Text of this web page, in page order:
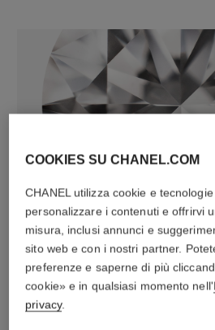
diamanti
18 diamanti taglio brillante per un
Le caratteristiche di ogni
COOKIES SU CHANEL.COM
CHANEL utilizza cookie e
personalizzare i contenuti e offrirvi
misura, inclusi annunci e
sito web e con i nostri partner.
preferenze e saperne di più
cookie» e in qualsiasi momento nell'
privacy.